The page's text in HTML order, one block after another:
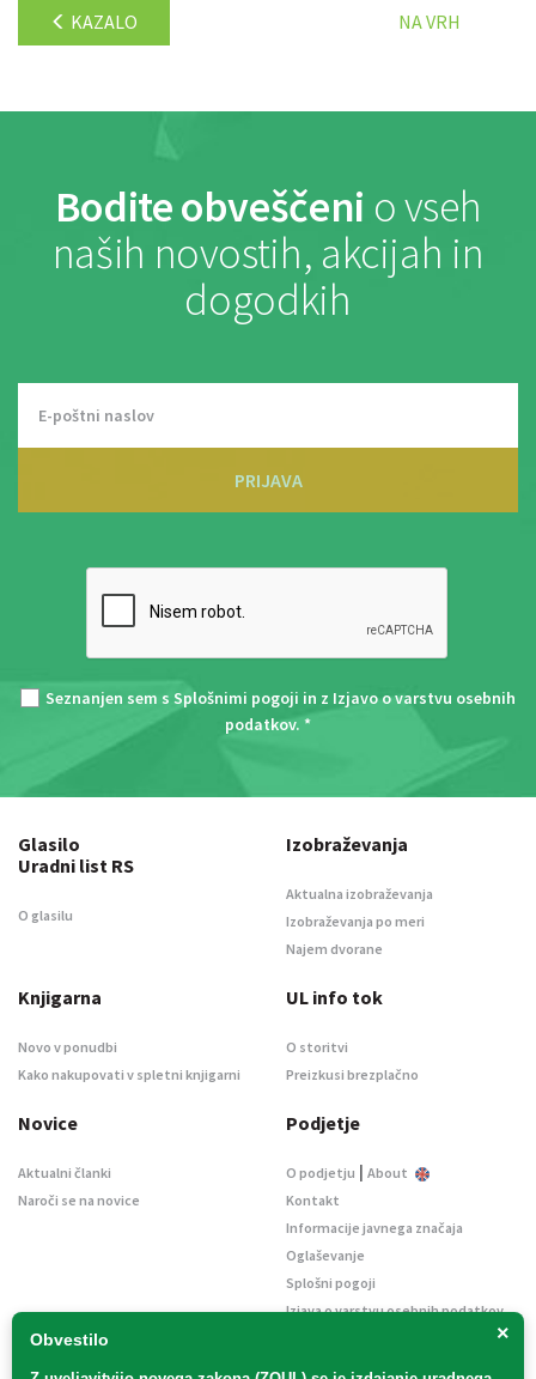
KAZALO NA VRH
Bodite obveščeni o vseh
naših novostih, akcijah in
dogodkih
PRIJAVA
Seznanjen sem s Splošnimi pogoji in z Izjavo o varstvu osebnih
podatkov. *
×
Obvestilo
Glasilo
Uradni list RS
O glasilu
Izobraževanja
Aktualna izobraževanja
Izobraževanja po meri
Najem dvorane
Knjigarna
Novo v ponudbi
Kako nakupovati v spletni knjigarni
UL info tok
O storitvi
Preizkusi brezplačno
Novice
Aktualni članki
Naroči se na novice
Podjetje
O podjetju | About
Kontakt
Informacije javnega značaja
Oglaševanje
Splošni pogoji
Izjava o varstvu osebnih podatkov